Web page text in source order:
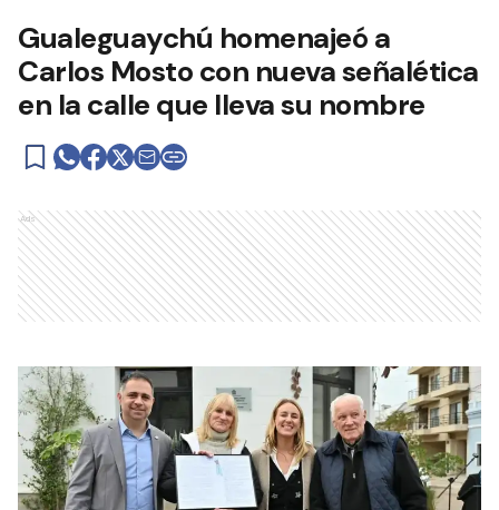
Gualeguaychú homenajeó a
Carlos Mosto con nueva señalética
en la calle que lleva su nombre
Ads